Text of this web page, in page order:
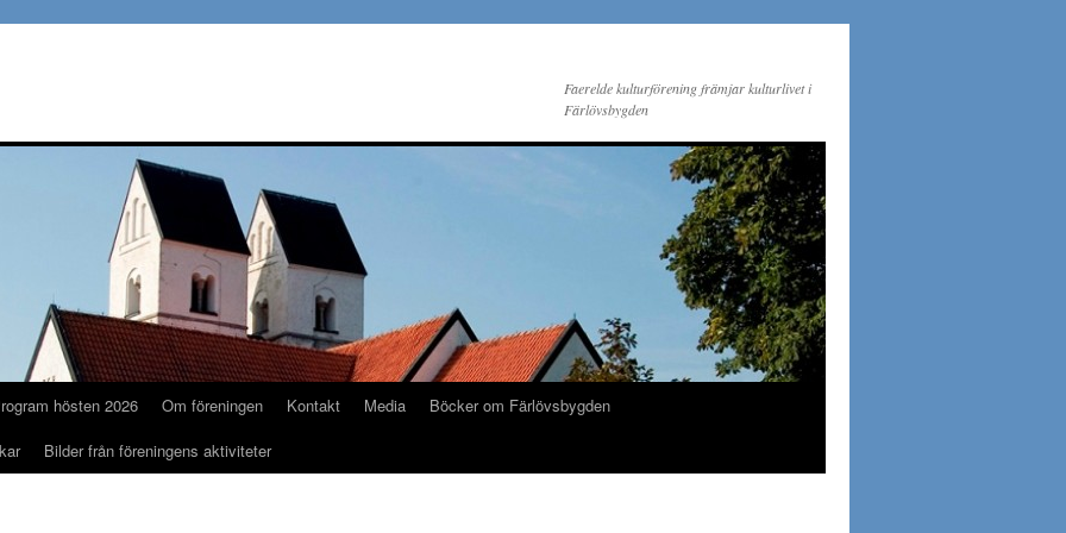
Faerelde kulturförening främjar kulturlivet i
Färlövsbygden
hösten 2026 Om föreningen Kontakt Media
Böcker om Färlövsbygden
Bilder från föreningens aktiviteter